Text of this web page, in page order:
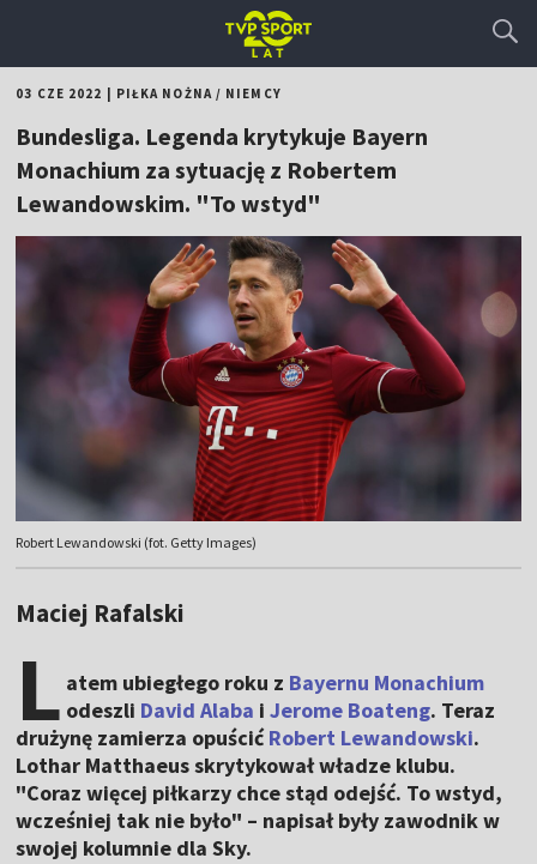
03 CZE 2022 PIŁKA NOŻNA/ NIEMCY
Bundesliga. Legenda krytykuje Bayern
Monachium za sytuację z Robertem
Lewandowskim. "To wstyd"
Robert Lewandowski (fot. Getty Images)
Maciej Rafalski
L atem ubiegłego roku z Bayernu Monachium
odeszli David Alaba iJerome Boateng. Teraz
drużynę zamierza opuścićRobert Lewandowski.
Lothar Matthaeus skrytykował władze klubu.
"Coraz więcej piłkarzy chce stąd odejść. To wstyd,
wcześniej tak nie było" – napisał były zawodnik w
swojej kolumnie dla Sky.